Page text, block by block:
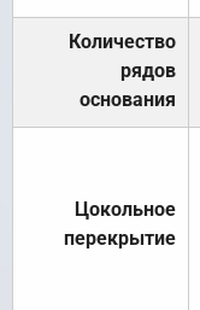
Количество
рядов
основания
Цокольное
перекрытие